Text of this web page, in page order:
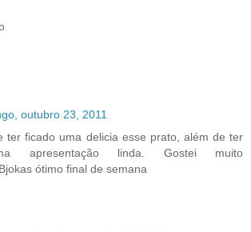
outubro 23, 2011
ter ficado uma delicia esse prato, além de ter
apresentação linda. Gostei muito
ótimo final de semana